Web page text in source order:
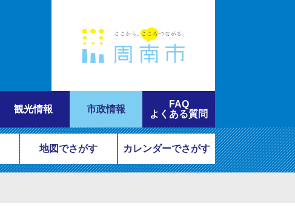
観光情報 市政情報
FAQ
よくある質問
地図でさがす カレンダーでさがす